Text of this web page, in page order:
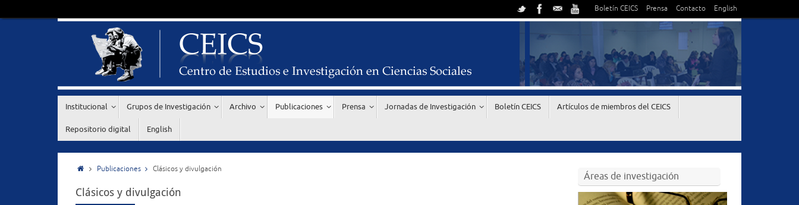
Boletín CEICS Prensa Contacto English
Institucional Grupos de Investigación Archivo Publicaciones Prensa Jornadas de Investigación Boletín CEICS Artículos de miembros del CEICS
Repositorio digital English
Publicaciones Clásicos y divulgación
Clásicos y divulgación
Áreas de investigación